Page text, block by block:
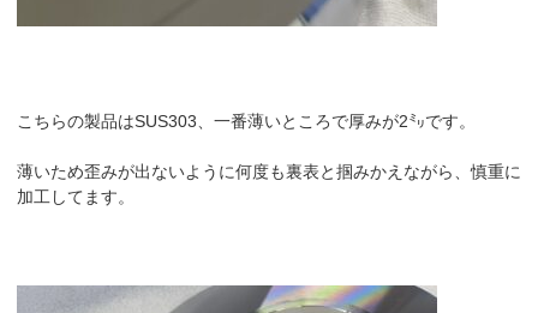
こちらの製品はSUS303、一番薄いところで厚みが2㍉です。
薄いため歪みが出ないように何度も裏表と掴みかえながら、慎重に
加工してます。